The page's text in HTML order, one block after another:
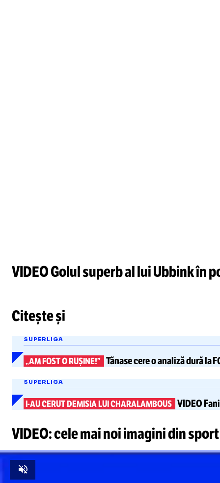
VIDEO Golul superb al lui Ubbink în
Unmute
Citește și
SUPERLIGA
„AM FOST O RUȘINE!” Tănase cereo analiză durăla
SUPERLIGA
I-AUCERUT DEMISIA LUI CHARALAMBOUS VIDEO
VIDEO: cele mai noi imagini din sport
Unmute